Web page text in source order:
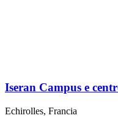
Iseran Campus e
Echirolles, Francia